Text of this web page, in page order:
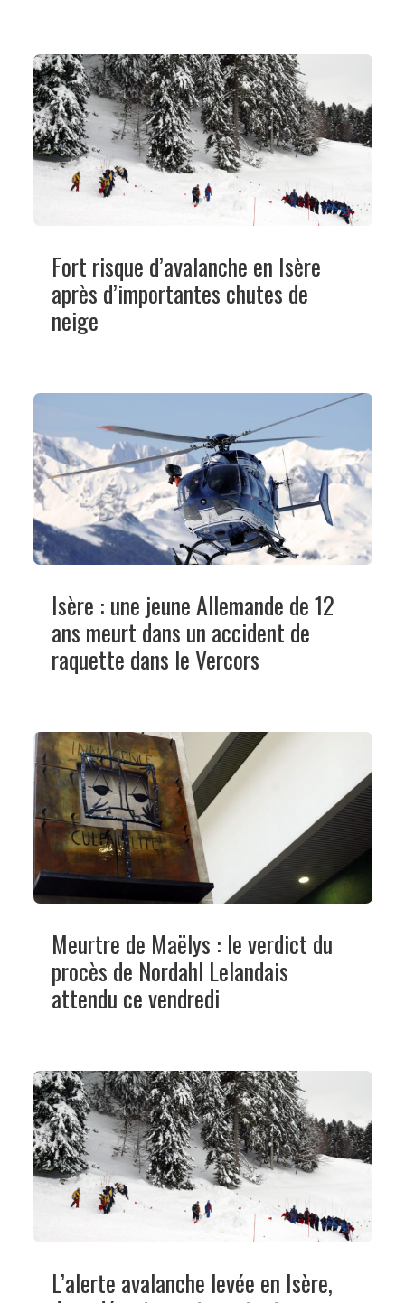
Fort risque d’avalanche en Isère
après d’importantes chutes de
neige
Isère : une jeune Allemande de 12
ans meurt dans un accident de
raquette dans le Vercors
Meurtre de Maëlys : le verdict du
procès de Nordahl Lelandais
attendu ce vendredi
L’alerte avalanche levée en Isère,